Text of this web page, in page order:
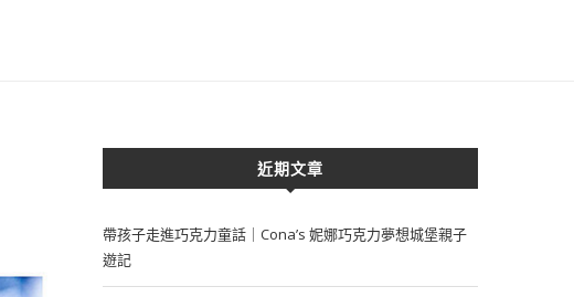
近期文章
帶孩子走進巧克力童話｜Cona’s 妮娜巧克力夢想城堡親子
遊記